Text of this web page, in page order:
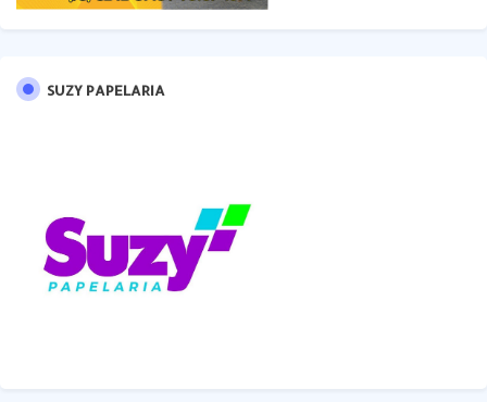
SUZY PAPELARIA